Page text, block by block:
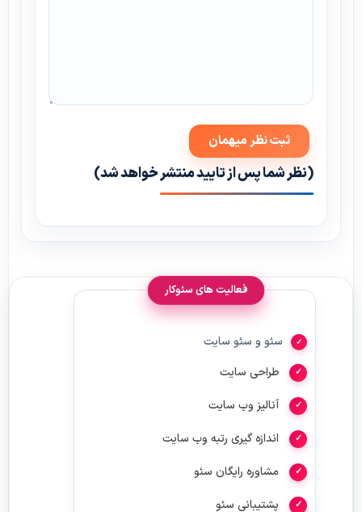
(نظر شما پس از تایید منتشر خواهد شد)
فعالیت های سئوکار
سئو و سئو سایت
طراحی سایت
آنالیز وب سایت
اندازه گیری رتبه وب سایت
مشاوره رایگان سئو
پشتیبانی سئو